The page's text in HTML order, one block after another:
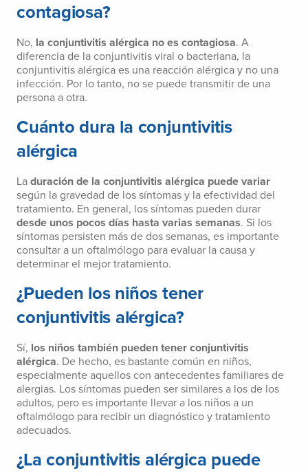
contagiosa?
No, la conjuntivitis alérgica no es contagiosa. A
diferencia de la conjuntivitis viral o bacteriana, la
conjuntivitis alérgica es una reacción alérgica y no una
infección. Por lo tanto, no se puede transmitir de una
persona a otra.
Cuánto dura la conjuntivitis
alérgica
La duración de la conjuntivitis alérgica puede variar
según la gravedad de los síntomas y la efectividad del
tratamiento. En general, los síntomas pueden durar
desde unos pocos días hasta varias semanas. Si los
síntomas persisten más de dos semanas, es importante
consultar a un oftalmólogo para evaluar la causa y
determinar el mejor tratamiento.
¿Pueden los niños tener
conjuntivitis alérgica?
Sí, los niños también pueden tener conjuntivitis
alérgica. De hecho, es bastante común en niños,
especialmente aquellos con antecedentes familiares de
alergias. Los síntomas pueden ser similares a los de los
adultos, pero es importante llevar a los niños a un
oftalmólogo para recibir un diagnóstico y tratamiento
adecuados.
¿La conjuntivitis alérgica puede